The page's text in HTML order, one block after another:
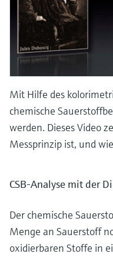
Mit Hilfe des
chemische
werden. Dieses Video
Messprinzip ist, und
CSB-Analyse mit der
Der chemische
Menge an Sauerstoff
oxidierbaren Stoffe in